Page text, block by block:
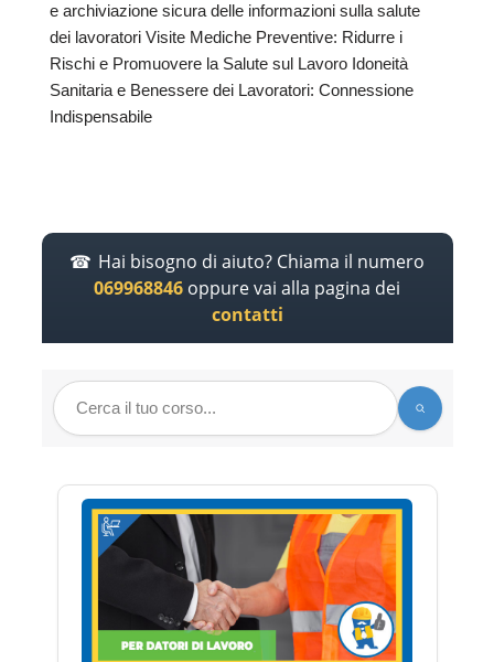
e archiviazione sicura delle informazioni sulla salute
dei lavoratori Visite Mediche Preventive: Ridurre i
Rischi e Promuovere la Salute sul Lavoro Idoneità
Sanitaria e Benessere dei Lavoratori: Connessione
Indispensabile
Hai bisogno di aiuto? Chiama il numero
069968846 oppure vai alla pagina dei
contatti